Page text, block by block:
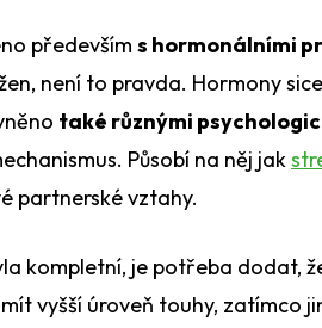
především s hormonálními
není to pravda. Hormony
také různými
Působí na něj jak
partnerské vztahy.
kompletní, je potřeba dodat,
vyšší úroveň touhy, zatímco